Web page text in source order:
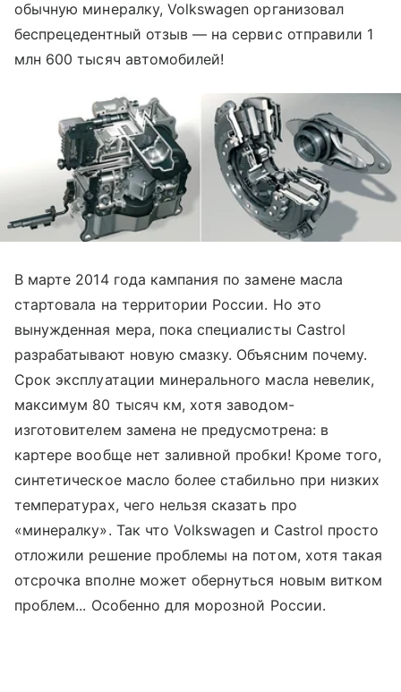
обычную минералку, Volkswagen организовал
беспрецедентный отзыв — на сервис отправили 1
млн 600 тысяч автомобилей!
В марте 2014 года кампания по замене масла
стартовала на территории России. Но это
вынужденная мера, пока специалисты Castrol
разрабатывают новую смазку. Объясним почему.
Срок эксплуатации минерального масла невелик,
максимум 80 тысяч км, хотя заводом-
изготовителем замена не предусмотрена: в
картере вообще нет заливной пробки! Кроме того,
синтетическое масло более стабильно при низких
температурах, чего нельзя сказать про
«минералку». Так что Volkswagen и Castrol просто
отложили решение проблемы на потом, хотя такая
отсрочка вполне может обернуться новым витком
проблем... Особенно для морозной России.